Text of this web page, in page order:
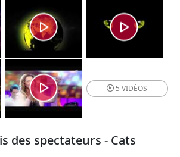
5 VIDÉOS
des spectateurs - Cats